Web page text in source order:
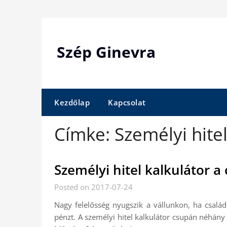
Szép Ginevra
Kezdőlap Kapcsolat
Címke: Személyi
Személyi hitel kalkulátor a
Posted on 2017-07-24
Nagy felelősség nyugszik a vállunkon, ha
pénzt. A személyi hitel kalkulátor csupán